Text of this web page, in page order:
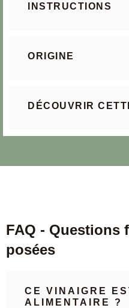
INSTRUCTIONS
ORIGINE
DÉCOUVRIR
FAQ - Questions
posées
CE VINAIGRE
ALIMENTAIRE ?